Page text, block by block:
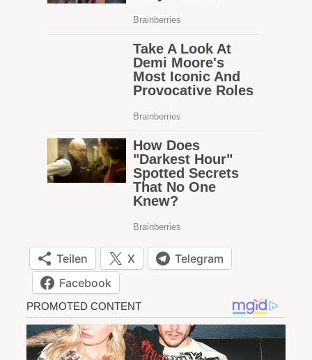
Teilen X
Telegram
Facebook